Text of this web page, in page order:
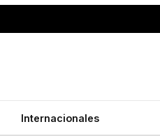
Internacionales